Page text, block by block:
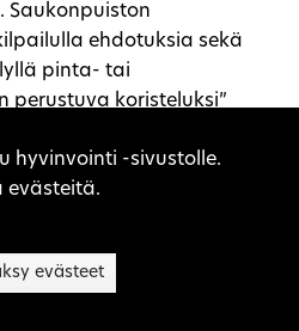
Saukonpuiston
ehdotuksia sekä
pinta- tai
perustuva koristeluksi”
jonka kaupunki
perusteella taiteilijan
luonnos
Lisäksi kouluun sijoitettiin
hyvinvointi -sivustolle.
evästeitä.
evästeet